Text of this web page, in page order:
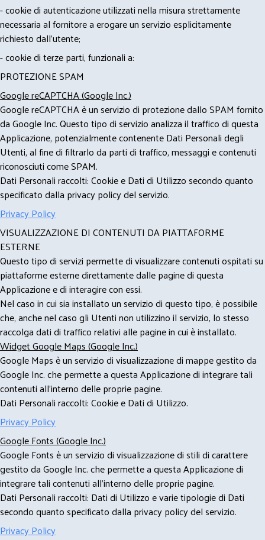
- cookie di autenticazione utilizzati nella misura strettamente
necessaria al fornitore a erogare un servizio esplicitamente
richiesto dall'utente;
- cookie di terze parti, funzionali a:
PROTEZIONE SPAM
Google reCAPTCHA (Google Inc.)
Google reCAPTCHA è un servizio di protezione dallo SPAM fornito
da Google Inc. Questo tipo di servizio analizza il traffico di questa
Applicazione, potenzialmente contenente Dati Personali degli
Utenti, al fine di filtrarlo da parti di traffico, messaggi e contenuti
riconosciuti come SPAM.
Dati Personali raccolti: Cookie e Dati di Utilizzo secondo quanto
specificato dalla privacy policy del servizio.
Privacy Policy
VISUALIZZAZIONE DI CONTENUTI DA PIATTAFORME
ESTERNE
Questo tipo di servizi permette di visualizzare contenuti ospitati su
piattaforme esterne direttamente dalle pagine di questa
Applicazione e di interagire con essi.
Nel caso in cui sia installato un servizio di questo tipo, è possibile
che, anche nel caso gli Utenti non utilizzino il servizio, lo stesso
raccolga dati di traffico relativi alle pagine in cui è installato.
Widget Google Maps (Google Inc.)
Google Maps è un servizio di visualizzazione di mappe gestito da
Google Inc. che permette a questa Applicazione di integrare tali
contenuti all'interno delle proprie pagine.
Dati Personali raccolti: Cookie e Dati di Utilizzo.
Privacy Policy
Google Fonts (Google Inc.)
Google Fonts è un servizio di visualizzazione di stili di carattere
gestito da Google Inc. che permette a questa Applicazione di
integrare tali contenuti all'interno delle proprie pagine.
Dati Personali raccolti: Dati di Utilizzo e varie tipologie di Dati
secondo quanto specificato dalla privacy policy del servizio.
Privacy Policy